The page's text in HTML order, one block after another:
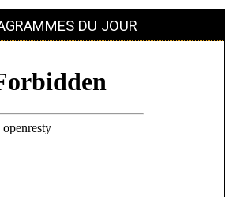
DU JOUR